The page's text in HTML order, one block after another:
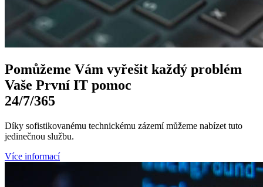
Pomůžeme Vám vyřešit každý problém
Vaše První IT pomoc
24/7/365
Díky sofistikovanému technickému zázemí můžeme nabízet tuto
jedinečnou službu.
Více informací